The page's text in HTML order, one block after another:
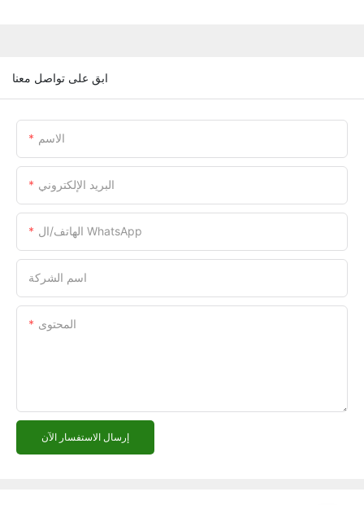
ابق على تواصل معنا
الاسم
البريد الإلكتروني
الهاتف/ال WhatsApp
اسم الشركة
المحتوى
إرسال الاستفسار الآن